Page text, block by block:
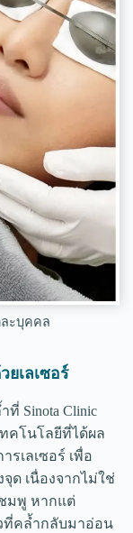
ะบุคคล
เลเซอร์
Sinota Clinic
คโนโลยีที่ได้ผล
เลเซอร์ เพื่อ
ด เนื่องจากไม่ใช่
มพู หากแต่
ที่คล้ำกลับมาอ่อน